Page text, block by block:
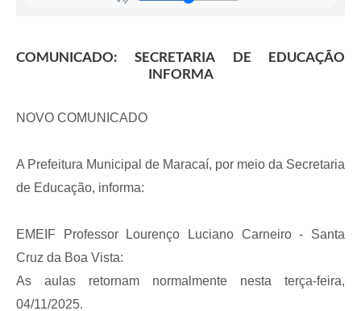
COMUNICADO: SECRETARIA DE EDUCAÇÃO
INFORMA
NOVO COMUNICADO
A Prefeitura Municipal de Maracaí, por meio da Secretaria
de Educação, informa:
EMEIF Professor Lourenço Luciano Carneiro - Santa
Cruz da Boa Vista:
As aulas retornam normalmente nesta terça-feira,
04/11/2025.